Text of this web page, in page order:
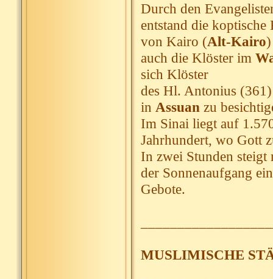
Durch den
entstand die
von Kairo (Alt-Kairo
auch die Klöster im
sich Klöster
des Hl. Antonius
in Assuan zu
Im Sinai liegt auf
Jahrhundert, wo Gott
In zwei Stunden
der Sonnenaufgang
Gebote.
MUSLIMISCHE